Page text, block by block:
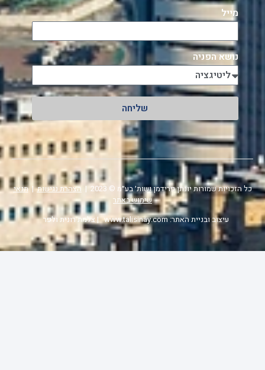
מייל
נושא הפניה
שליחה
כל הזכויות שמורות יונתן פרידמן ושות׳ בע״מ © 2023 | הצהרת נגישות|תנאי
שימוש באתר
עיצוב ובניית האתר: www.talisinay.com
| צלמת רונית ולפר